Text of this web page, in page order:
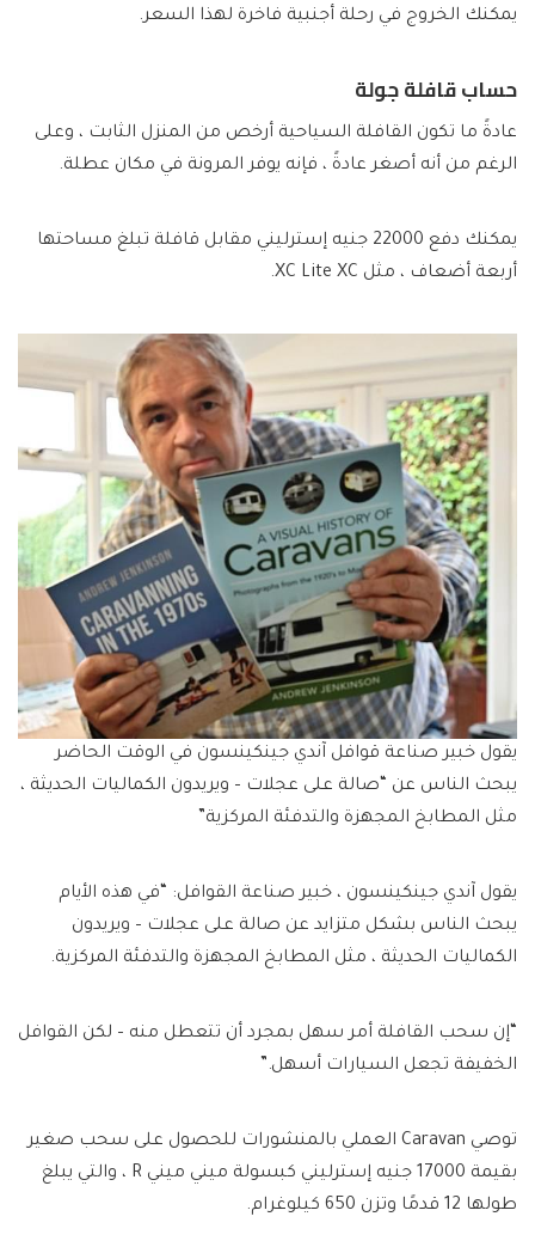
يمكنك الخروج في رحلة أجنبية فاخرة لهذا السعر.
حساب قافلة جولة
عادةً ما تكون القافلة السياحية أرخص من المنزل الثابت ، وعلى
الرغم من أنه أصغر عادةً ، فإنه يوفر المرونة في مكان عطلة.
يمكنك دفع 22000 جنيه إسترليني مقابل قافلة تبلغ مساحتها
أربعة أضعاف ، مثل XC Lite XC.
يقول خبير صناعة قوافل آندي جينكينسون في الوقت الحاضر
يبحث الناس عن “صالة على عجلات – ويريدون الكماليات الحديثة ،
مثل المطابخ المجهزة والتدفئة المركزية”
يقول آندي جينكينسون ، خبير صناعة القوافل: “في هذه الأيام
يبحث الناس بشكل متزايد عن صالة على عجلات – ويريدون
الكماليات الحديثة ، مثل المطابخ المجهزة والتدفئة المركزية.
“إن سحب القافلة أمر سهل بمجرد أن تتعطل منه – لكن القوافل
الخفيفة تجعل السيارات أسهل.”
توصي Caravan العملي بالمنشورات للحصول على سحب صغير
بقيمة 17000 جنيه إسترليني كبسولة ميني ميني R ، والتي يبلغ
طولها 12 قدمًا وتزن 650 كيلوغرام.